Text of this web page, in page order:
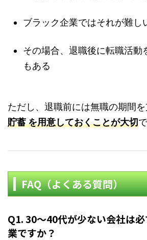
ブラック企業ではそれが難し
その場合、退職後に転職活動
もある
ただし、退職前には無職の期間
貯蓄を用意しておくことが大切
FAQ（よくある質問）
Q1. 30～40代が少ない会社は
業ですか？